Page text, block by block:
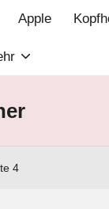
Apple
4